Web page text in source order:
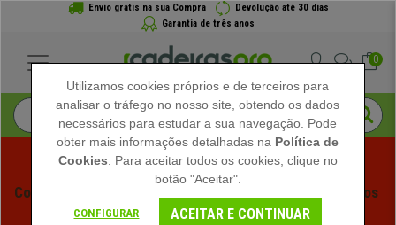
Envio grátis na sua Compra
Devolução até 30 dias
Garantia de três anos
0
Começam os Saldos de Verão em Cadeiraspro! Descontos
Exclusivos por Tempo Limitado - Ver Promoção
Utilizamos cookies próprios e de terceiros para
analisar o tráfego no nosso site, obtendo os dados
necessários para estudar a sua navegação. Pode
obter mais informações detalhadas na Política de
Cookies . Para aceitar todos os cookies, clique no
botão "Aceitar".
CONFIGURAR ACEITAR E CONTINUAR